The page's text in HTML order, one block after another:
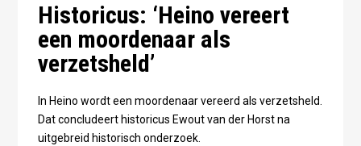
Historicus: ‘Heino vereert
een moordenaar als
verzetsheld’
In Heino wordt een moordenaar vereerd als verzetsheld.
Dat concludeert historicus Ewout van der Horst na
uitgebreid historisch onderzoek.